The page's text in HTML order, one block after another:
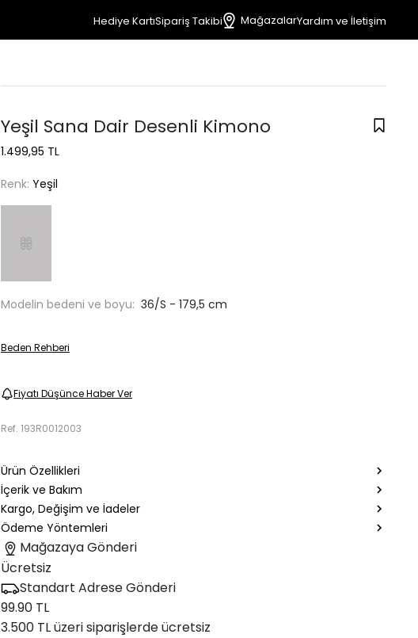
Hediye KartıSipariş Takibi MağazalarYardım ve İletişim
Yeşil Sana Dair Desenli Kimono
1.499,95 TL
Renk: Yeşil
Modelin bedeni ve boyu: 36/S - 179,5 cm
Beden Rehberi
Fiyatı Düşünce Haber Ver
Ref. 193R0012003
Ürün Özellikleri
İçerik ve Bakım
Kargo, Değişim ve İadeler
Ödeme Yöntemleri
Mağazaya Gönderi
Ücretsiz
Standart Adrese Gönderi
99.90 TL
3.500 TL üzeri siparişlerde ücretsiz